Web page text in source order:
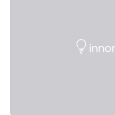
derzeitigen